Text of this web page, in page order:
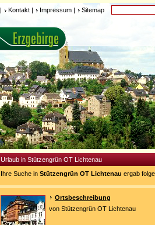
| Kontakt | Impressum | Sitemap
Urlaub in Stützengrün OT Lichtenau
Ihre Suche in Stützengrün OT Lichtenau ergab
Ortsbeschreibung
von Stützengrün OT Lichtenau